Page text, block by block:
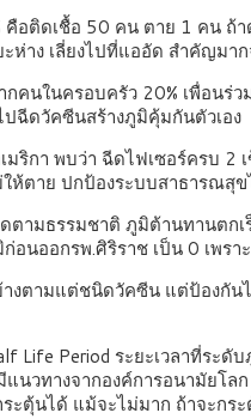
คือติดเชื้อ 50 คน ตาย 1 คน
ห่าง เลี่ยงไปที่แออัด สำคัญมาก
คนในครอบครัว 20% เพื่อน
ฉีดวัคซีนสร้างภูมิคุ้มกันตัวเอง
ริกา พบว่า ฉีดไฟเซอร์ครบ
ให้ตาย ปกป้องระบบสาธาร
ามธรรมชาติ ภูมิต้านทานตกเ
อนออกรพ.ศิริราช เป็น 0 เพ
ตามแต่ชนิดวัคซีน แต่ป้องกัน
Period ระยะเวลาที่ระดั
แนวทางจากองค์การอนามัยโ
ตุ้นได้ แม้จะไม่มาก ถ้าจะกร